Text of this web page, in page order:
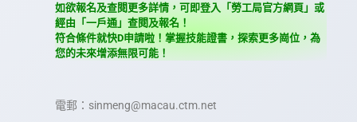
如欲報名及查閱更多詳情，可即登入「勞工局官方網頁」或
經由「一戶通」查閱及報名！
符合條件就快D申請啦！掌握技能證書，探索更多崗位，為
您的未來增添無限可能！
電郵：sinmeng@macau.ctm.net